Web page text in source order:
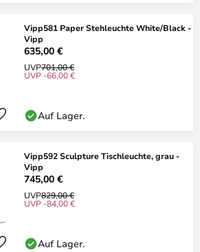
Vipp581 Paper Stehleuchte White/Black -
Vipp
635,00 €
UVP701,00 €
UVP -66,00 €
Auf Lager.
Vipp592 Sculpture Tischleuchte, grau -
Vipp
745,00 €
UVP829,00 €
UVP -84,00 €
Auf Lager.